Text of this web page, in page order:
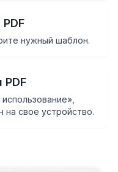
нужный шаблон.
PDF
на свое устройство.